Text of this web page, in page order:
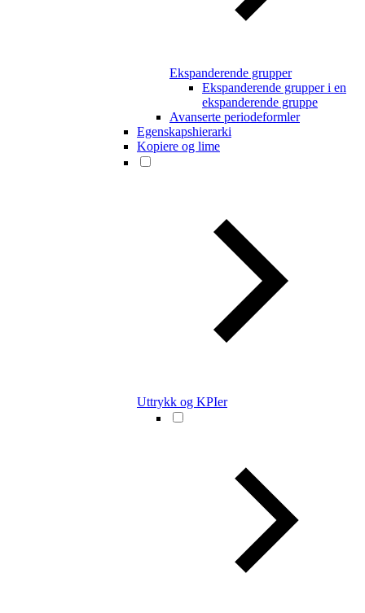
Ekspanderende grupper
Ekspanderende grupper i en
ekspanderende gruppe
Avanserte periodeformler
Egenskapshierarki
Kopiere og lime
Uttrykk og KPIer